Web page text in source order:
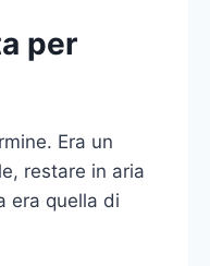
per
Era un
restare in aria
era quella di